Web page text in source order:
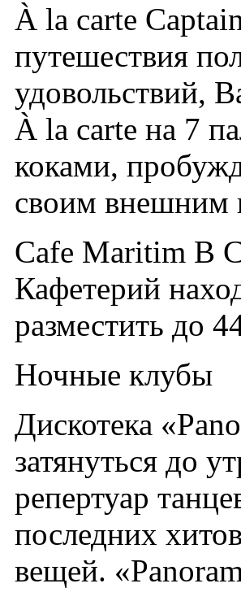
À la carte
путешествия
удовольствий,
À la carte на 7
коками,
своим внешним
Cafe Maritim В
Кафетерий
разместить до
Ночные клубы
Дискотека
затянуться до
репертуар
последних
вещей.